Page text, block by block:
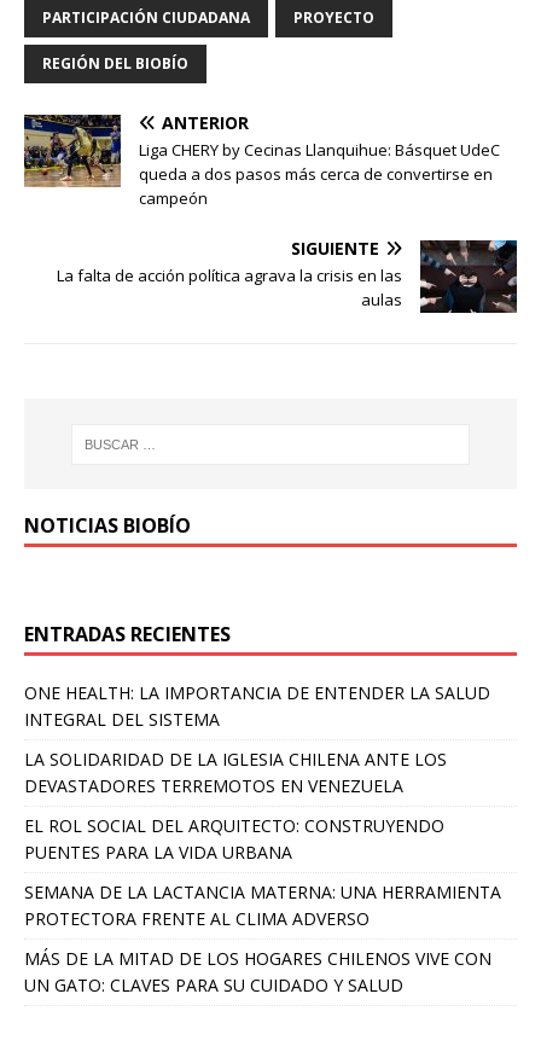
PARTICIPACIÓN CIUDADANA PROYECTO
REGIÓN DEL BIOBÍO
ANTERIOR
Liga CHERY by Cecinas Llanquihue: Básquet UdeC
queda a dos pasos más cerca de convertirse en
campeón
SIGUIENTE
La falta de acción política agrava la crisis en las
aulas
NOTICIAS BIOBÍO
ENTRADAS RECIENTES
ONE HEALTH: LA IMPORTANCIA DE ENTENDER LA SALUD
INTEGRAL DEL SISTEMA
LA SOLIDARIDAD DE LA IGLESIA CHILENA ANTE LOS
DEVASTADORES TERREMOTOS EN VENEZUELA
EL ROL SOCIAL DEL ARQUITECTO: CONSTRUYENDO
PUENTES PARA LA VIDA URBANA
SEMANA DE LA LACTANCIA MATERNA: UNA HERRAMIENTA
PROTECTORA FRENTE AL CLIMA ADVERSO
MÁS DE LA MITAD DE LOS HOGARES CHILENOS VIVE CON
UN GATO: CLAVES PARA SU CUIDADO Y SALUD